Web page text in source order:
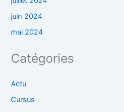
juin 2024
mai 2024
Catégories
Actu
Cursus